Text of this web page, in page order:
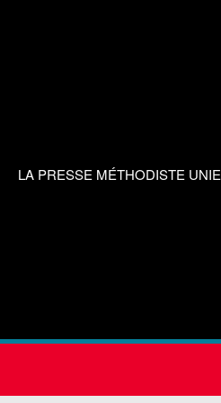
LA PRESSE MÉTHODISTE UNIE